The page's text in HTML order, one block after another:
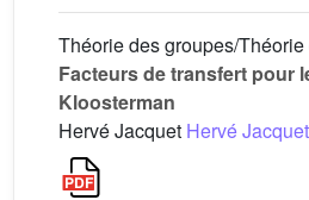
Théorie des groupes/
Facteurs de transfert pour
Kloosterman
Hervé Jacquet Hervé Jacquet